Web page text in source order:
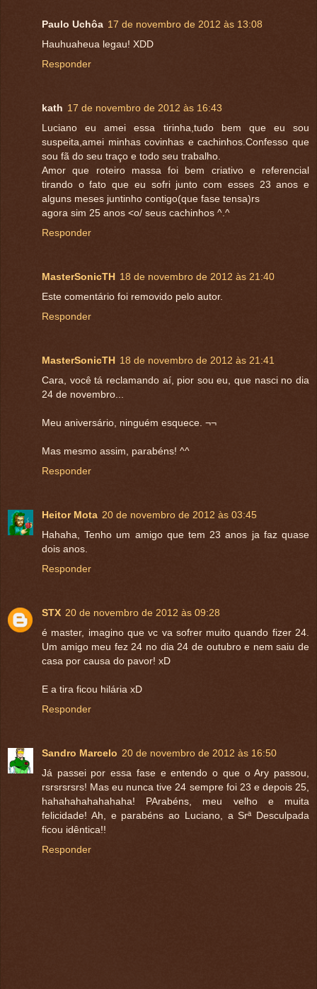
Paulo Uchôa 17 de novembro de 2012 às 13:08
Hauhuaheua legau! XDD
Responder
kath 17 de novembro de 2012 às 16:43
Luciano eu amei essa tirinha,tudo bem que eu sou
suspeita,amei minhas covinhas e cachinhos.Confesso que
sou fã do seu traço e todo seu trabalho.
Amor que roteiro massa foi bem criativo e referencial
tirando o fato que eu sofri junto com esses 23 anos e
alguns meses juntinho contigo(que fase tensa)rs
agora sim 25 anos <o/ seus cachinhos ^.^
Responder
MasterSonicTH 18 de novembro de 2012 às 21:40
Este comentário foi removido pelo autor.
Responder
MasterSonicTH 18 de novembro de 2012 às 21:41
Cara, você tá reclamando aí, pior sou eu, que nasci no dia
24 de novembro...
Meu aniversário, ninguém esquece. ¬¬
Mas mesmo assim, parabéns! ^^
Responder
Heitor Mota 20 de novembro de 2012 às 03:45
Hahaha, Tenho um amigo que tem 23 anos ja faz quase
dois anos.
Responder
STX 20 de novembro de 2012 às 09:28
é master, imagino que vc va sofrer muito quando fizer 24.
Um amigo meu fez 24 no dia 24 de outubro e nem saiu de
casa por causa do pavor! xD
E a tira ficou hilária xD
Responder
Sandro Marcelo 20 de novembro de 2012 às 16:50
Já passei por essa fase e entendo o que o Ary passou,
rsrsrsrsrs! Mas eu nunca tive 24 sempre foi 23 e depois 25,
hahahahahahahaha! PArabéns, meu velho e muita
felicidade! Ah, e parabéns ao Luciano, a Srª Desculpada
ficou idêntica!!
Responder